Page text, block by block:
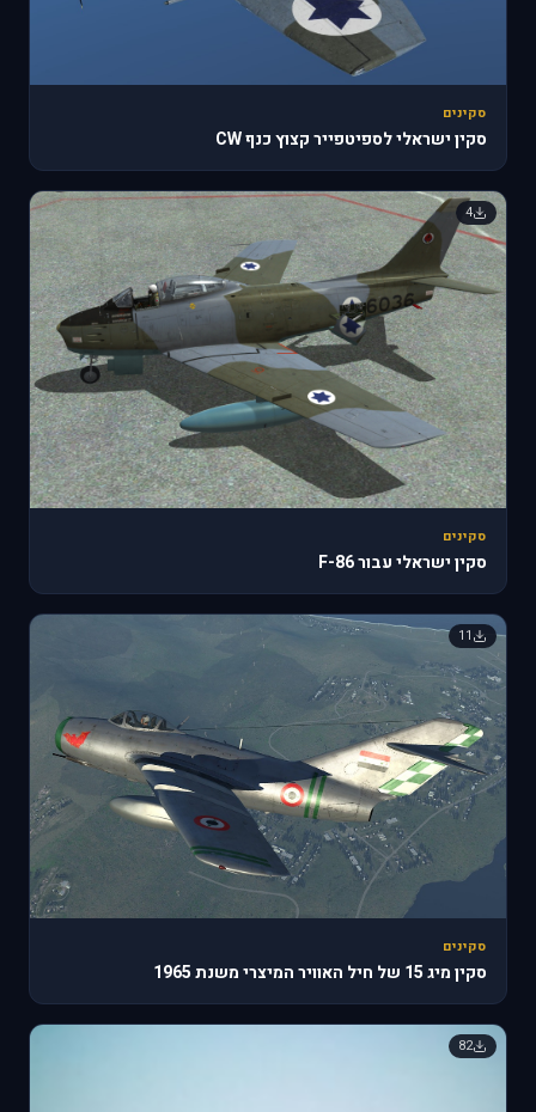
סקינים
סקין ישראלי לספיטפייר קצוץ כנף CW
4
סקינים
סקין ישראלי עבור F-86
11
סקינים
סקין מיג 15 של חיל האוויר המיצרי משנת 1965
82